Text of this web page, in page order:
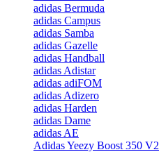
adidas Bermuda
adidas Campus
adidas Samba
adidas Gazelle
adidas Handball
adidas Adistar
adidas adiFOM
adidas Adizero
adidas Harden
adidas Dame
adidas AE
Adidas Yeezy Boost 350 V2